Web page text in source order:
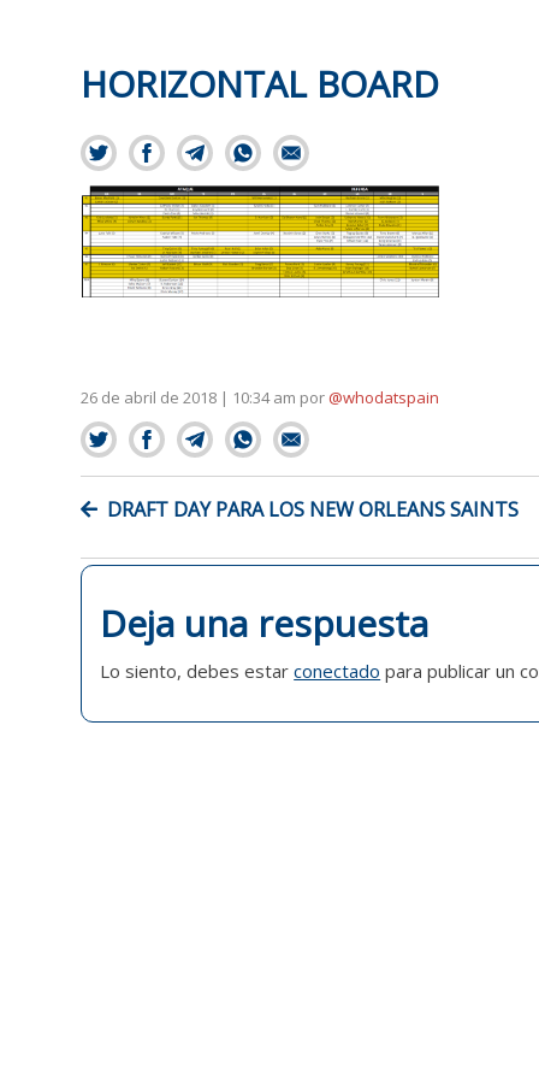
HORIZONTAL BOARD
26 de abril de 2018 | 10:34 am por @whodatspain
NAVEGACIÓN
DE
ENTRADAS
DRAFT DAY PARA LOS NEW ORLEANS SAINTS
Deja una respuesta
Lo siento, debes estarconectado para publicar un